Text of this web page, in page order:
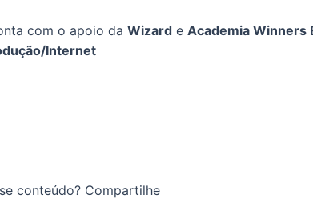
com o apoio da Wizard e Academia Winners
Internet
conteúdo? Compartilhe